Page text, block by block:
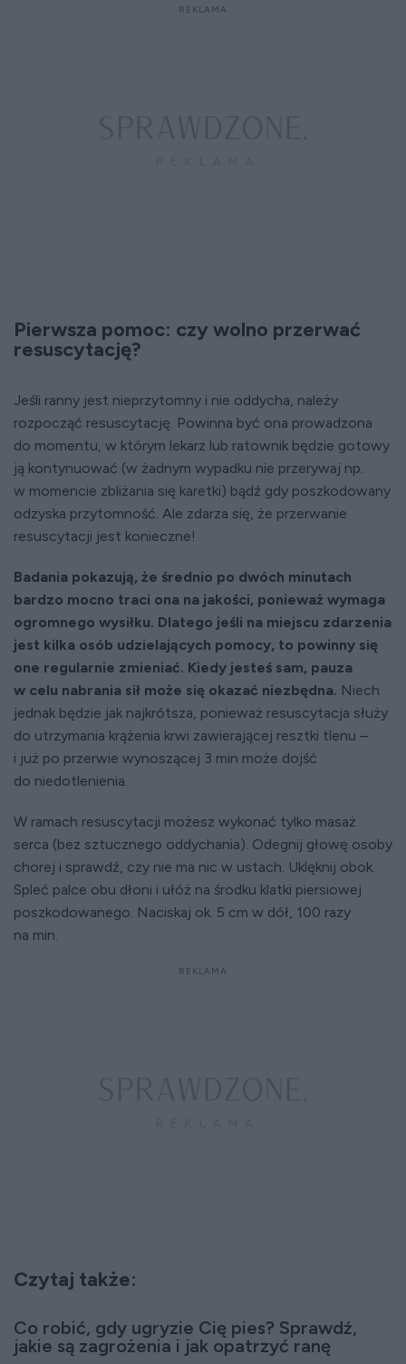
Pierwsza pomoc: czy wolno przerwać
resuscytację?
Jeśli ranny jest nieprzytomny i nie oddycha, należy
rozpocząć resuscytację. Powinna być ona prowadzona
do momentu, w którym lekarz lub ratownik będzie gotowy
ją kontynuować (w żadnym wypadku nie przerywaj np.
w momencie zbliżania się karetki) bądź gdy poszkodowany
odzyska przytomność. Ale zdarza się, że przerwanie
resuscytacji jest konieczne!
Badania pokazują, że średnio po dwóch minutach
bardzo mocno traci ona na jakości, ponieważ wymaga
ogromnego wysiłku. Dlatego jeśli na miejscu zdarzenia
jest kilka osób udzielających pomocy, to powinny się
one regularnie zmieniać. Kiedy jesteś sam, pauza
w celu nabrania sił może się okazać niezbędna. Niech
jednak będzie jak najkrótsza, ponieważ resuscytacja służy
do utrzymania krążenia krwi zawierającej resztki tlenu –
i już po przerwie wynoszącej 3 min może dojść
do niedotlenienia.
W ramach resuscytacji możesz wykonać tylko masaż
serca (bez sztucznego oddychania). Odegnij głowę osoby
chorej i sprawdź, czy nie ma nic w ustach. Uklęknij obok.
Spleć palce obu dłoni i ułóż na środku klatki piersiowej
poszkodowanego. Naciskaj ok. 5 cm w dół, 100 razy
na min.
Czytaj także:
Co robić, gdy ugryzie Cię pies? Sprawdź,
jakie są zagrożenia i jak opatrzyć ranę